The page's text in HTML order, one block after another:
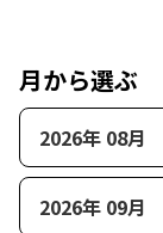
月から選ぶ
2026年 08月
2026年 09月